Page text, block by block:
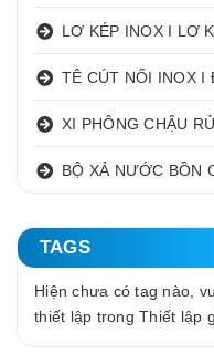
LƠ KÉP INOX I LƠ
TÊ CÚT NỐI INOX I
XI PHÔNG CHẬU
BỘ XẢ NƯỚC BỒN
TAGS
Hiện chưa có tag nào,
thiết lập trong Thiết lập